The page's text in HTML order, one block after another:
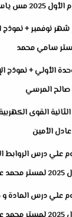
ياسمين شعيب
شهر نوفمبر +
الأولي + نموذج
القوى
علي درس الروابط
علي درس